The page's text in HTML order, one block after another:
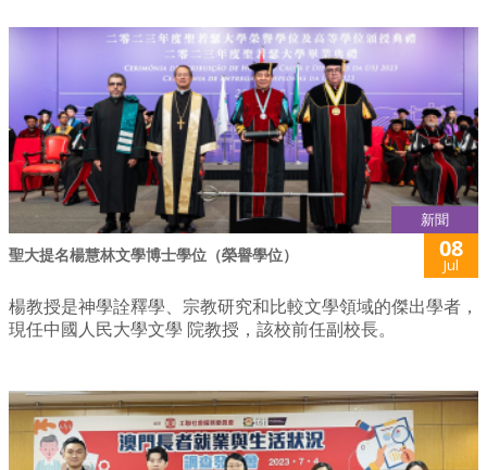
新聞
聖大提名楊慧林文學博士學位（榮譽學位） 08
Jul
楊教授是神學詮釋學、宗教研究和比較文學領域的傑出學者，
現任中國人民大學文學 院教授，該校前任副校長。